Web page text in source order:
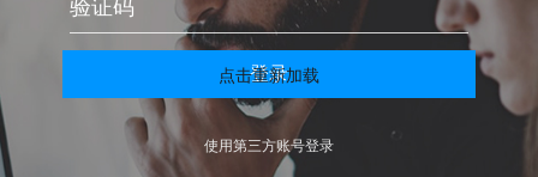
点击重新加载
登录
使用第三方账号登录